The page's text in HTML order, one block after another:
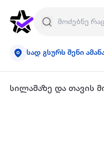
სად გსურს შენი
სილამაზე და თავის